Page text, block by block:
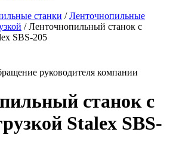
станки /Ленточнопильные
/Ленточнопильный станок с
SBS-205
руководителя компании
станок с
Stalex SBS-